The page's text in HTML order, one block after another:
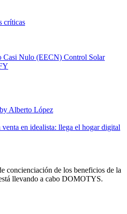
críticas
Casi Nulo (EECN) Control Solar
Alberto López
venta en idealista: llega el hogar digital
concienciación de los beneficios de la
llevando a cabo DOMOTYS.